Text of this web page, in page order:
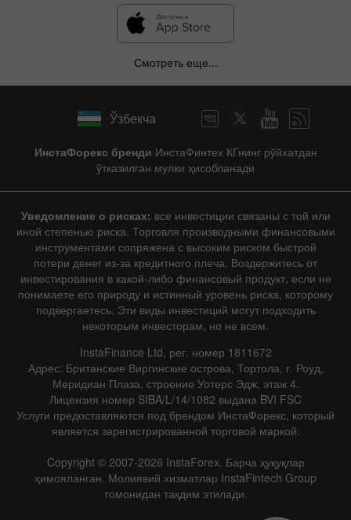
Смотреть еще...
Ўзбекча
ИнстаФорекс бренди ИнстаФинтех КГнинг рўйхатдан
ўтказилган мулки ҳисобланади
Уведомление о рисках: все инвестиции связаны с той или
иной степенью риска. Торговля производными финансовыми
инструментами сопряжена с высоким риском быстрой
потери денег из-за кредитного плеча. Воздержитесь от
инвестирования в какой-либо финансовый продукт, если не
понимаете его природу и истинный уровень риска, которому
подвергаетесь. Эти виды инвестиций могут подходить
некоторым инвесторам, но не всем.
InstaFinance Ltd, рег. номер 1811672
Адрес: Британские Виргинские острова, Тортола, г. Роуд,
Меридиан Плаза, строение Уотерс Эдж, этаж 4.
Лицензия номер SIBA/L/14/1082 выдана BVI FSC
Услуги предоставляются под брендом ИнстаФорекс, который
является зарегистрированной торговой маркой.
Copyright © 2007-2026 InstaForex. Барча ҳуқуқлар
ҳимояланган. Молиявий хизматлар InstaFintech Group
томонидан тақдим этилади.